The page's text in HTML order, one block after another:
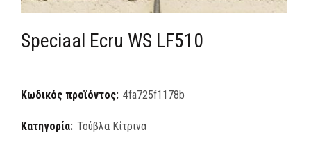
Speciaal Ecru WS LF510
Κωδικός προϊόντος: 4fa725f1178b
Κατηγορία: Τούβλα Κίτρινα